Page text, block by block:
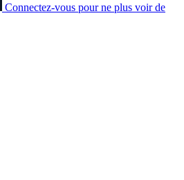
Connectez-vous pour ne plus voir de